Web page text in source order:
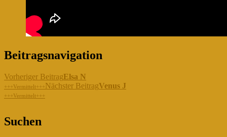
Beitragsnavigation
Vorheriger BeitragElsa N
+++Vermittelt+++Nächster BeitragVenus J
+++Vermittelt+++
"Gemeinsam für die Hunde in
Rumänien!"
Suchen